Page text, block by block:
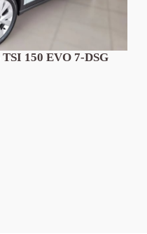
150 EVO 7-DSG